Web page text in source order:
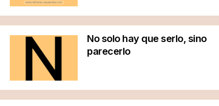
No solo hay que serlo, sino
parecerlo